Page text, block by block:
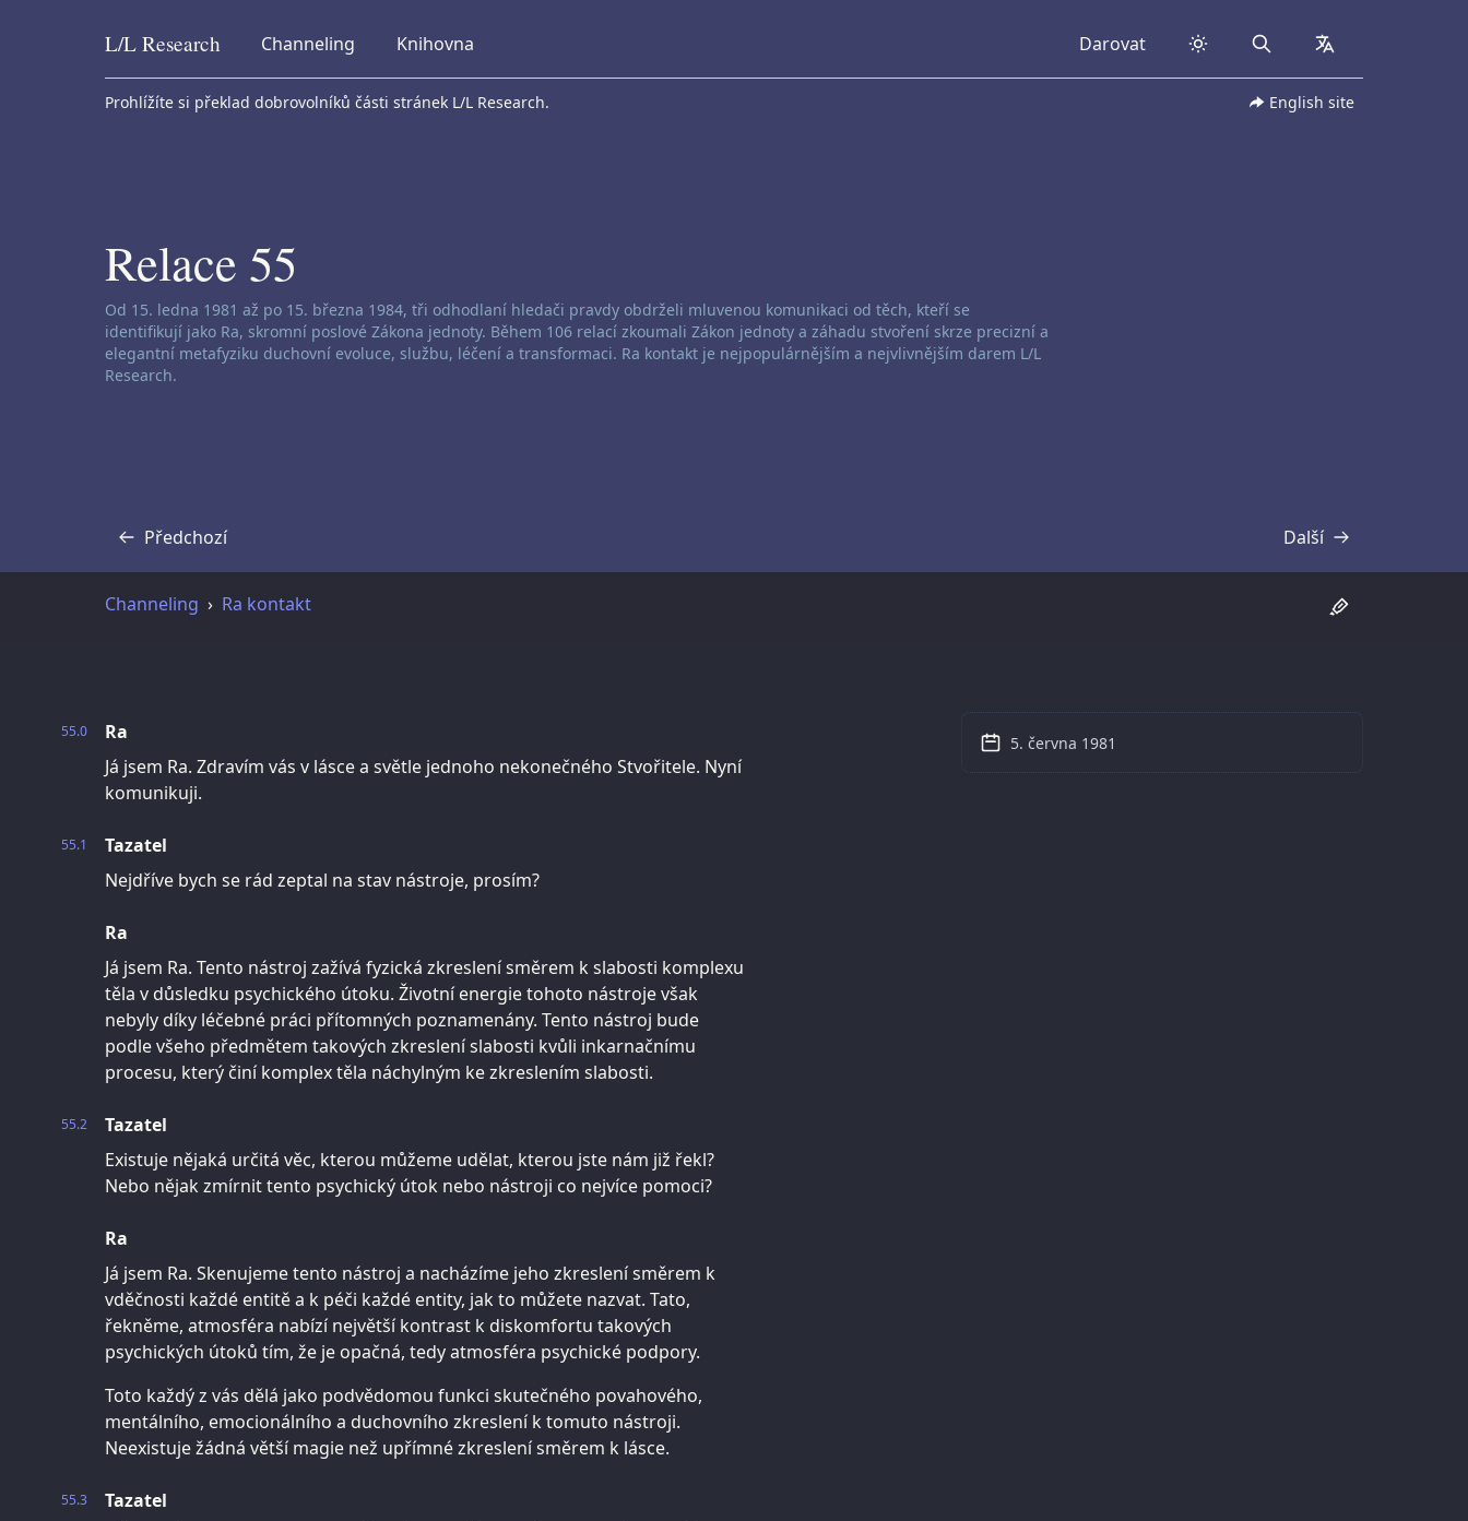
Skip to content
L/L Research Channeling Knihovna Darovat Search collapsed
Prohlížíte si překlad dobrovolníků části stránek L/L Research. English site
Relace 55
Zřeknutí se odpovědnosti za channeling:
Od 15. ledna 1981 až po 15. března 1984, tři odhodlaní hledači pravdy obdrželi mluvenou komunikaci od těch, kteří se
identifikují jako Ra, skromní poslové Zákona jednoty. Během 106 relací zkoumali Zákon jednoty a záhadu stvoření skrze precizní a
elegantní metafyziku duchovní evoluce, službu, léčení a transformaci. Ra kontakt je nejpopulárnějším a nejvlivnějším darem L/L
Research.
Předchozí
Přepis Další
Přepis
Channeling Ra kontakt
55.0
Ra
Já jsem Ra. Zdravím vás v lásce a světle jednoho nekonečného Stvořitele. Nyní
komunikuji.
55.1
Tazatel
Nejdříve bych se rád zeptal na stav nástroje, prosím?
Ra
Já jsem Ra. Tento nástroj zažívá fyzická zkreslení směrem k slabosti komplexu
těla v důsledku psychického útoku. Životní energie tohoto nástroje však
nebyly díky léčebné práci přítomných poznamenány. Tento nástroj bude
podle všeho předmětem takových zkreslení slabosti kvůli inkarnačnímu
procesu, který činí komplex těla náchylným ke zkreslením slabosti.
55.2
Tazatel
Existuje nějaká určitá věc, kterou můžeme udělat, kterou jste nám již řekl?
Nebo nějak zmírnit tento psychický útok nebo nástroji co nejvíce pomoci?
Ra
Já jsem Ra. Skenujeme tento nástroj a nacházíme jeho zkreslení směrem k
vděčnosti každé entitě a k péči každé entity, jak to můžete nazvat. Tato,
řekněme, atmosféra nabízí největší kontrast k diskomfortu takových
psychických útoků tím, že je opačná, tedy atmosféra psychické podpory.
Toto každý z vás dělá jako podvědomou funkci skutečného povahového,
mentálního, emocionálního a duchovního zkreslení k tomuto nástroji.
Neexistuje žádná větší magie než upřímné zkreslení směrem k lásce.
55.3
Tazatel
5. června 1981